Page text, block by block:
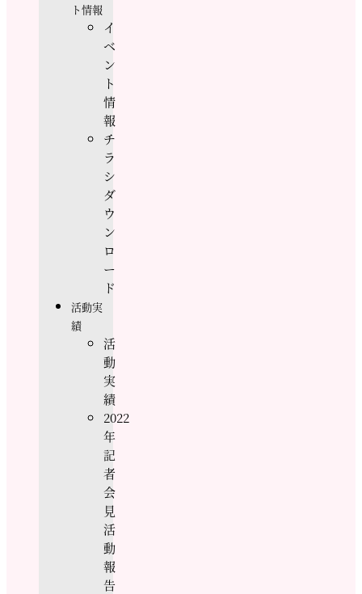
ト情報
イ
ベ
ン
ト
情
報
チ
ラ
シ
ダ
ウ
ン
ロ
ー
ド
活動実
績
活
動
実
績
2022
年
記
者
会
見
活
動
報
告